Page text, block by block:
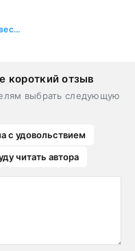
Фиктивная невеста
короткий отзыв
выбрать следующую
с удовольствием
читать автора